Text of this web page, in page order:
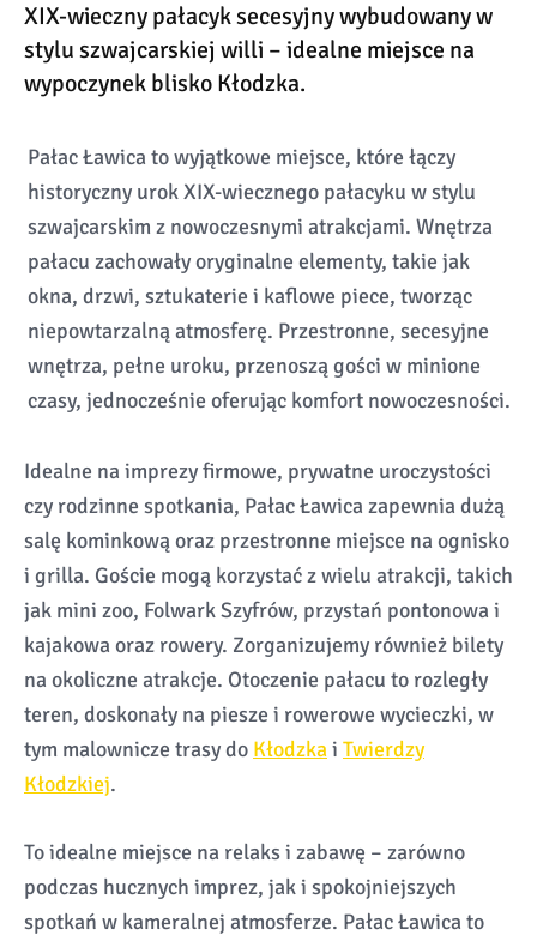
XIX-wieczny pałacyk secesyjny wybudowany w
stylu szwajcarskiej willi – idealne miejsce na
wypoczynek blisko Kłodzka.
Pałac Ławica to wyjątkowe miejsce, które łączy
historyczny urok XIX-wiecznego pałacyku w stylu
szwajcarskim z nowoczesnymi atrakcjami. Wnętrza
pałacu zachowały oryginalne elementy, takie jak
okna, drzwi, sztukaterie i kaflowe piece, tworząc
niepowtarzalną atmosferę. Przestronne, secesyjne
wnętrza, pełne uroku, przenoszą gości w minione
czasy, jednocześnie oferując komfort nowoczesności.
Idealne na imprezy firmowe, prywatne uroczystości
czy rodzinne spotkania, Pałac Ławica zapewnia dużą
salę kominkową oraz przestronne miejsce na ognisko
i grilla. Goście mogą korzystać z wielu atrakcji, takich
jak mini zoo, Folwark Szyfrów, przystań pontonowa i
kajakowa oraz rowery. Zorganizujemy również bilety
na okoliczne atrakcje. Otoczenie pałacu to rozległy
teren, doskonały na piesze i rowerowe wycieczki, w
tym malownicze trasy do Kłodzkai Twierdzy
Kłodzkiej.
To idealne miejsce na relaks i zabawę – zarówno
podczas hucznych imprez, jak i spokojniejszych
spotkań w kameralnej atmosferze. Pałac Ławica to